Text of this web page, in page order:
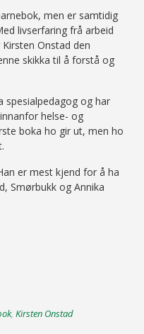
men er samtidig
livserfaring frå arbeid
Onstad den
skikka til å forstå og
spesialpedagog og har
helse- og
boka ho gir ut, men ho
er mest kjend for å ha
Smørbukk og Annika
,Kirsten Onstad